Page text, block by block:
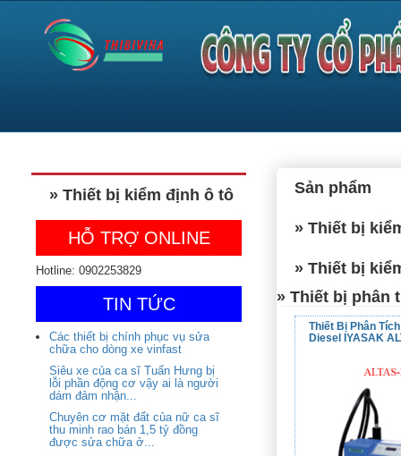
» Thiết bị kiểm định ô tô
HỖ TRỢ ONLINE
Hotline: 0902253829
TIN TỨC
Các thiết bị chính phục vụ sửa
chữa cho dòng xe vinfast
Siêu xe của ca sĩ Tuấn Hưng bị
lỗi phần động cơ vậy ai là người
dám đảm nhận...
Chuyên cơ mặt đất của nữ ca sĩ
thu minh rao bán 1,5 tỷ đồng
được sửa chữa ở...
Sản phẩm
» Thiết bị
» Thiết bị
» Thiết bị phân
Thiết Bị Phân
Diesel IYASAK